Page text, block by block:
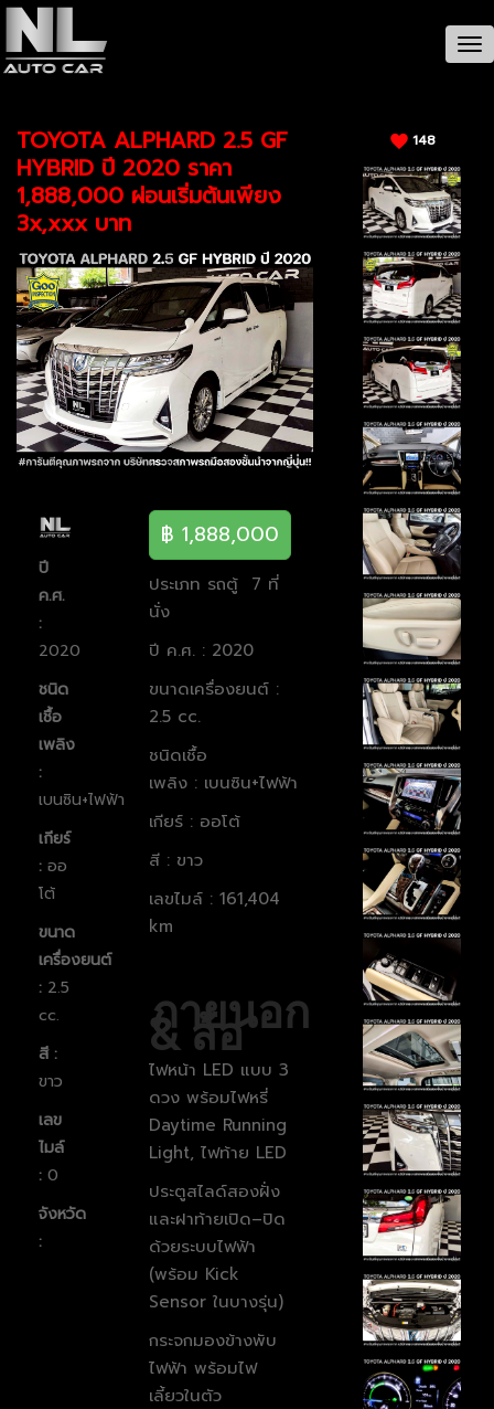
TOYOTA ALPHARD 2.5 GF
HYBRID ปี 2020 ราคา
1,888,000 ผ่อนเริ่มต้นเพียง
3x,xxx บาท
ปี
ค.ศ.
:
2020
ชนิด
เชื้อ
เพลิง
:
เบนซิน+ไฟฟ้า
เกียร์
: ออ
โต้
ขนาด
เครื่องยนต์
: 2.5
cc.
สี :
ขาว
เลข
ไมล์
: 0
จังหวัด
:
฿ 1,888,000
ประเภท รถตู้ 7 ที่
นั่ง
ปี ค.ศ. : 2020
ขนาดเครื่องยนต์ :
2.5 cc.
ชนิดเชื้อ
เพลิง : เบนซิน+ไฟฟ้า
เกียร์ : ออโต้
สี : ขาว
เลขไมล์ : 161,404
km
ภายนอก
& ล้อ
ไฟหน้า LED แบบ 3
ดวง พร้อมไฟหรี่
Daytime Running
Light, ไฟท้าย LED
ประตูสไลด์สองฝั่ง
และฝาท้ายเปิด–ปิด
ด้วยระบบไฟฟ้า
(พร้อม Kick
Sensor ในบางรุ่น)
กระจกมองข้างพับ
ไฟฟ้า พร้อมไฟ
เลี้ยวในตัว
148